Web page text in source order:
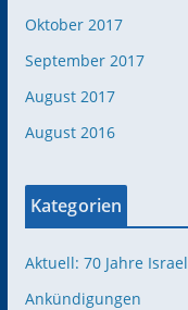
Oktober 2017
September 2017
August 2017
August 2016
Kategorien
Aktuell: 70 Jahre Israel
Ankündigungen